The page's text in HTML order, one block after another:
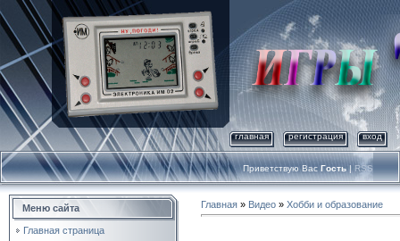
главная регистрация вход
Приветствую Вас Гость | RSS
Меню сайта
Главная страница
Главная » Видео » Хобби и образование